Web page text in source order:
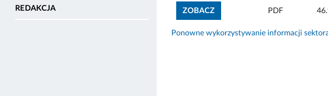
REDAKCJA ZOBACZZOBACZ ZAŁĄCZNIK
PDF
Ponowne wykorzystywanie informacji